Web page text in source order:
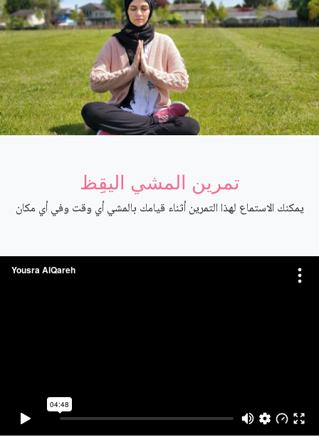
تمرين المشي اليقِظ
يمكنك الاستماع لهذا التمرين أثناء قيامك بالمشي أي وقت وفي أي مكان